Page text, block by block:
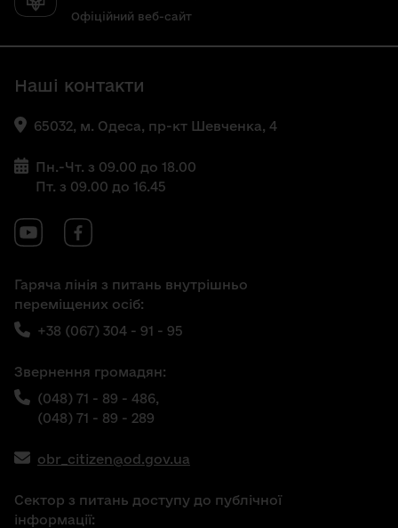
Офіційний веб-сайт
Наші контакти
65032, м. Одеса, пр-кт Шевченка, 4
Пн.-Чт. з 09.00 до 18.00
Пт. з 09.00 до 16.45
Гаряча лінія з питань внутрішньо
переміщених осіб:
+38 (067) 304 - 91 - 95
Звернення громадян:
(048) 71 - 89 - 486,
(048) 71 - 89 - 289
obr_citizen@od.gov.ua
Сектор з питань доступу до публічної
інформації: